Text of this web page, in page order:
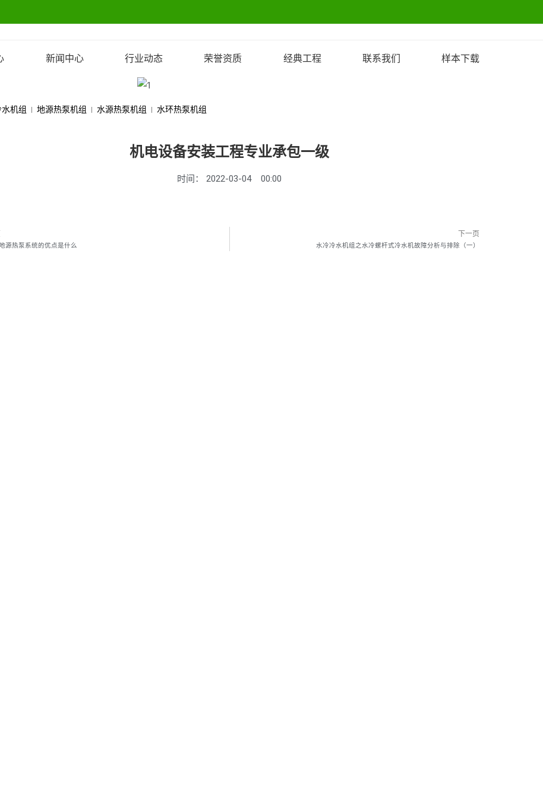
新闻中心 行业动态 荣誉资质 经典工程 联系我们 样本下载
机组 地源热泵机组 水源热泵机组 水环热泵机组
机电设备安装工程专业承包一级
时间： 2022-03-04 00:00
源热泵系统的优点是什么
下一页
水冷冷水机组之水冷螺杆式冷水机故障分析与排除（一）